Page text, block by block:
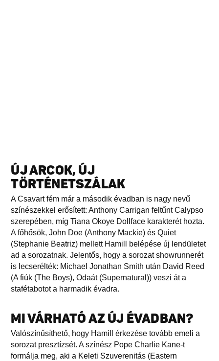
ÚJ ARCOK, ÚJ
TÖRTÉNETSZÁLAK
A Csavart fém már a második évadban is nagy nevű
színészekkel erősített: Anthony Carrigan feltűnt Calypso
szerepében, míg Tiana Okoye Dollface karakterét hozta.
A főhősök, John Doe (Anthony Mackie) és Quiet
(Stephanie Beatriz) mellett Hamill belépése új lendületet
ad a sorozatnak. Jelentős, hogy a sorozat showrunnerét
is lecserélték: Michael Jonathan Smith után David Reed
(A fiúk (The Boys), Odaát (Supernatural)) veszi át a
stafétabotot a harmadik évadra.
MI VÁRHATÓ AZ ÚJ ÉVADBAN?
Valószínűsíthető, hogy Hamill érkezése tovább emeli a
sorozat presztízsét. A színész Pope Charlie Kane-t
formálja meg, aki a Keleti Szuverenitás (Eastern